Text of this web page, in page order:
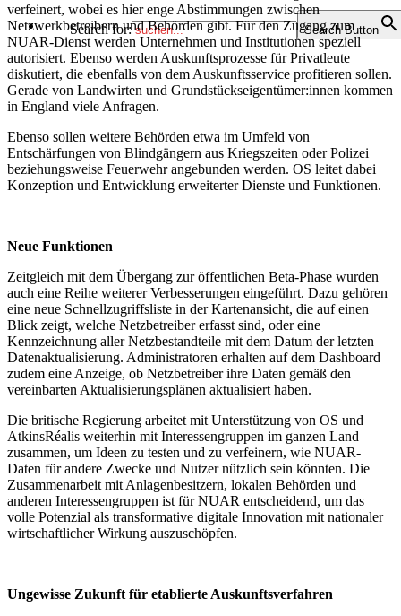
Search for: Search Button
verfeinert, wobei es hier enge Abstimmungen zwischen
Netzwerkbetreibern und Behörden gibt. Für den Zugang zum
NUAR-Dienst werden Unternehmen und Institutionen speziell
autorisiert. Ebenso werden Auskunftsprozesse für Privatleute
diskutiert, die ebenfalls von dem Auskunftsservice profitieren sollen.
Gerade von Landwirten und Grundstückseigentümer:innen kommen
in England viele Anfragen.
Ebenso sollen weitere Behörden etwa im Umfeld von
Entschärfungen von Blindgängern aus Kriegszeiten oder Polizei
beziehungsweise Feuerwehr angebunden werden. OS leitet dabei
Konzeption und Entwicklung erweiterter Dienste und Funktionen.
Neue Funktionen
Zeitgleich mit dem Übergang zur öffentlichen Beta-Phase wurden
auch eine Reihe weiterer Verbesserungen eingeführt. Dazu gehören
eine neue Schnellzugriffsliste in der Kartenansicht, die auf einen
Blick zeigt, welche Netzbetreiber erfasst sind, oder eine
Kennzeichnung aller Netzbestandteile mit dem Datum der letzten
Datenaktualisierung. Administratoren erhalten auf dem Dashboard
zudem eine Anzeige, ob Netzbetreiber ihre Daten gemäß den
vereinbarten Aktualisierungsplänen aktualisiert haben.
Die britische Regierung arbeitet mit Unterstützung von OS und
AtkinsRéalis weiterhin mit Interessengruppen im ganzen Land
zusammen, um Ideen zu testen und zu verfeinern, wie NUAR-
Daten für andere Zwecke und Nutzer nützlich sein könnten. Die
Zusammenarbeit mit Anlagenbesitzern, lokalen Behörden und
anderen Interessengruppen ist für NUAR entscheidend, um das
volle Potenzial als transformative digitale Innovation mit nationaler
wirtschaftlicher Wirkung auszuschöpfen.
Ungewisse Zukunft für etablierte Auskunftsverfahren